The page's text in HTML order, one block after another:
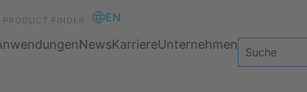
PRODUCT FINDER EN
NewsKarriereUnternehmen